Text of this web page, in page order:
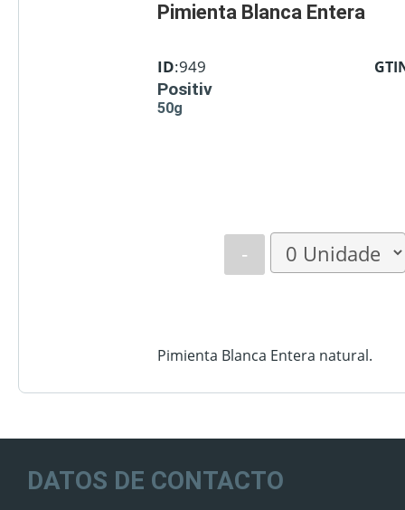
Pimienta Blanca Entera
ID:949
Positiv
50g
-
Pimienta Blanca Entera natural.
DATOS DE CONTACTO